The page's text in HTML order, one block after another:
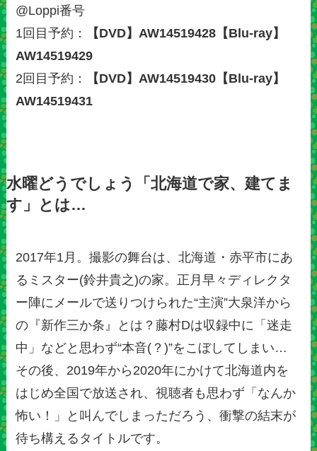
@Loppi番号
1回目予約：
【DVD】AW14519428【Blu-ray】
AW14519429
2回目予約：
【DVD】AW14519430【Blu-ray】
AW14519431
水曜どうでしょう「北海道で家、建てま
す」とは…
2017年1月。撮影の舞台は、北海道・赤平市にあ
るミスター(鈴井貴之)の家。正月早々ディレクタ
ー陣にメールで送りつけられた“主演”大泉洋から
の『新作三か条』とは？藤村Dは収録中に「迷走
中」などと思わず“本音(？)”をこぼしてしまい…
その後、2019年から2020年にかけて北海道内を
はじめ全国で放送され、視聴者も思わず「なんか
怖い！」と叫んでしまっただろう、衝撃の結末が
待ち構えるタイトルです。